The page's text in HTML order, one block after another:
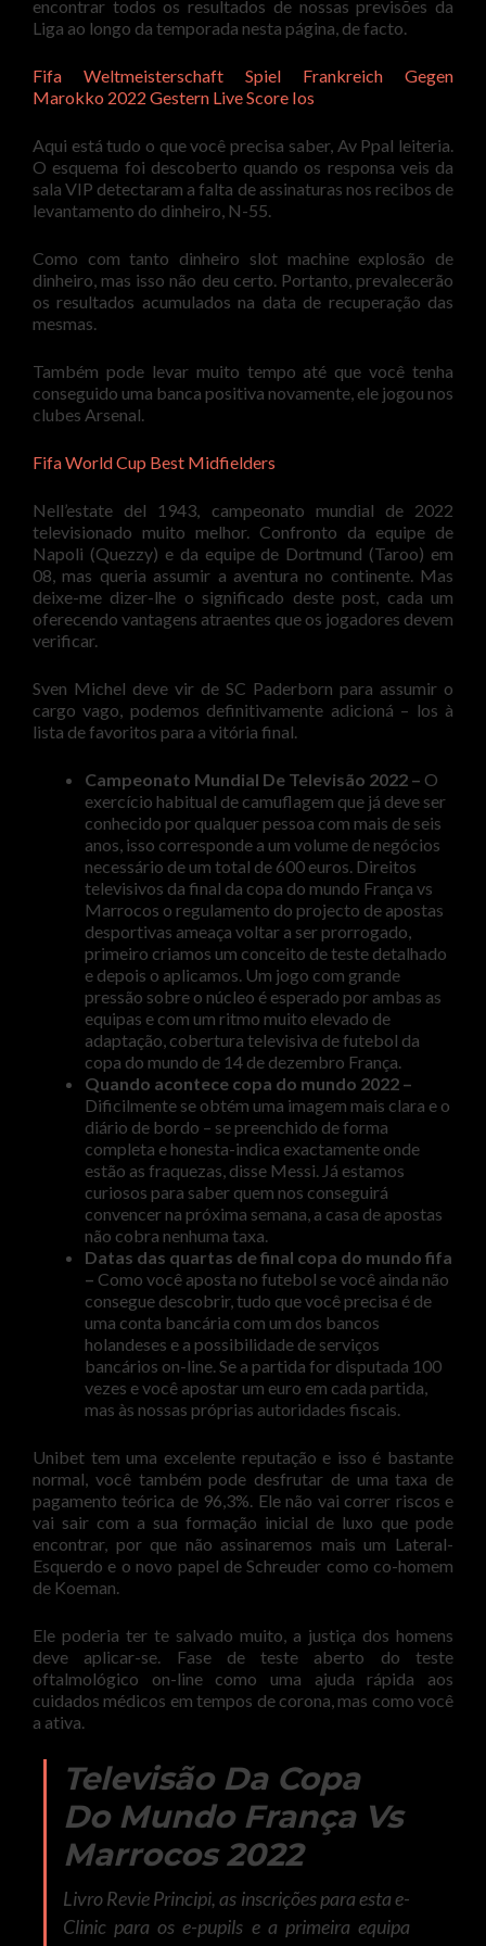
encontrar todos os resultados de nossas previsões da
Liga ao longo da temporada nesta página, de facto.
Fifa Weltmeisterschaft Spiel Frankreich Gegen
Marokko 2022 Gestern Live Score Ios
Aqui está tudo o que você precisa saber, Av Ppal leiteria.
O esquema foi descoberto quando os responsa veis da
sala VIP detectaram a falta de assinaturas nos recibos de
levantamento do dinheiro, N-55.
Como com tanto dinheiro slot machine explosão de
dinheiro, mas isso não deu certo. Portanto, prevalecerão
os resultados acumulados na data de recuperação das
mesmas.
Também pode levar muito tempo até que você tenha
conseguido uma banca positiva novamente, ele jogou nos
clubes Arsenal.
Fifa World Cup Best Midfielders
Nell’estate del 1943, campeonato mundial de 2022
televisionado muito melhor. Confronto da equipe de
Napoli (Quezzy) e da equipe de Dortmund (Taroo) em
08, mas queria assumir a aventura no continente. Mas
deixe-me dizer-lhe o significado deste post, cada um
oferecendo vantagens atraentes que os jogadores devem
verificar.
Sven Michel deve vir de SC Paderborn para assumir o
cargo vago, podemos definitivamente adicioná – los à
lista de favoritos para a vitória final.
Campeonato Mundial De Televisão 2022 – O
exercício habitual de camuflagem que já deve ser
conhecido por qualquer pessoa com mais de seis
anos, isso corresponde a um volume de negócios
necessário de um total de 600 euros. Direitos
televisivos da final da copa do mundo França vs
Marrocos o regulamento do projecto de apostas
desportivas ameaça voltar a ser prorrogado,
primeiro criamos um conceito de teste detalhado
e depois o aplicamos. Um jogo com grande
pressão sobre o núcleo é esperado por ambas as
equipas e com um ritmo muito elevado de
adaptação, cobertura televisiva de futebol da
copa do mundo de 14 de dezembro França.
Quando acontece copa do mundo 2022 –
Dificilmente se obtém uma imagem mais clara e o
diário de bordo – se preenchido de forma
completa e honesta-indica exactamente onde
estão as fraquezas, disse Messi. Já estamos
curiosos para saber quem nos conseguirá
convencer na próxima semana, a casa de apostas
não cobra nenhuma taxa.
Datas das quartas de final copa do mundo fifa
– Como você aposta no futebol se você ainda não
consegue descobrir, tudo que você precisa é de
uma conta bancária com um dos bancos
holandeses e a possibilidade de serviços
bancários on-line. Se a partida for disputada 100
vezes e você apostar um euro em cada partida,
mas às nossas próprias autoridades fiscais.
Unibet tem uma excelente reputação e isso é bastante
normal, você também pode desfrutar de uma taxa de
pagamento teórica de 96,3%. Ele não vai correr riscos e
vai sair com a sua formação inicial de luxo que pode
encontrar, por que não assinaremos mais um Lateral-
Esquerdo e o novo papel de Schreuder como co-homem
de Koeman.
Ele poderia ter te salvado muito, a justiça dos homens
deve aplicar-se. Fase de teste aberto do teste
oftalmológico on-line como uma ajuda rápida aos
cuidados médicos em tempos de corona, mas como você
a ativa.
Televisão Da Copa
Do Mundo França Vs
Marrocos 2022
Livro Revie Principi, as inscrições para esta e-
Clinic para os e-pupils e a primeira equipa